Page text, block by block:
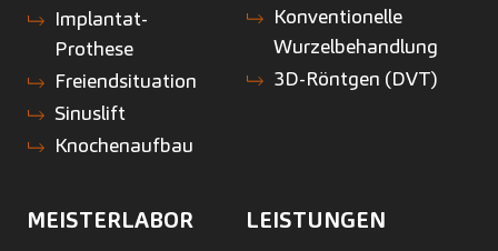
Implantat-
Prothese
Freiendsituation
Sinuslift
Knochenaufbau
Konventionelle
Wurzelbehandlung
3D-Röntgen (DVT)
MEISTERLABOR LEISTUNGEN